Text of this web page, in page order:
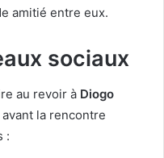
amitié entre eux.
sociaux
au revoir à Diogo
avant la rencontre
: